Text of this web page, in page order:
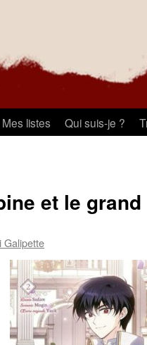
Mes listes Qui suis-je ?
et le
Galipette